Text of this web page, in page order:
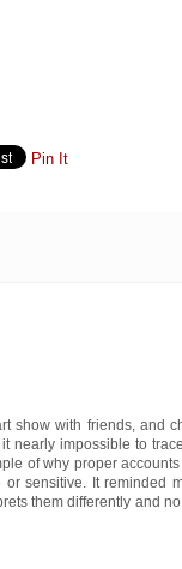
Pin It
show with friends, and
nearly impossible to
of why proper
sensitive. It reminded
them differently and